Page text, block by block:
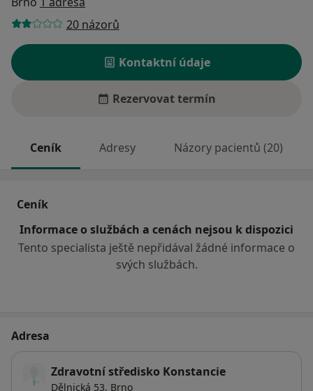
20 názorů
Kontaktní údaje
Rezervovat termín
Ceník Adresy Názory pacientů (20)
Ceník
Informace o službách a cenách nejsou k dispozici
Tento specialista ještě nepřidával žádné informace o
svých službách.
Adresa
Zdravotní středisko Konstancie
Dělnická 53, Brno